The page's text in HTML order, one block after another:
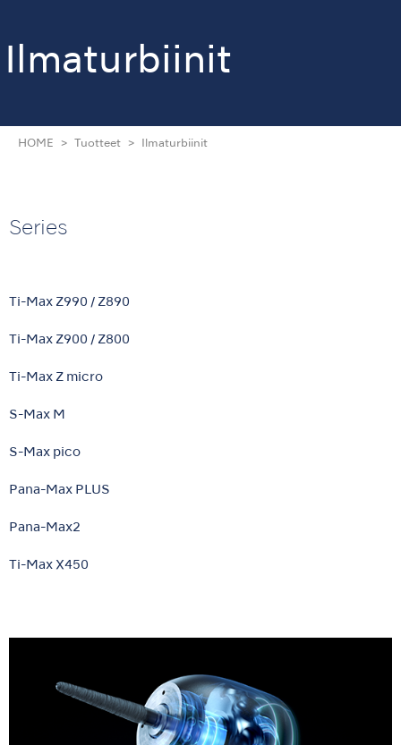
Ilmaturbiinit
HOME Tuotteet Ilmaturbiinit
Series
Ti-Max Z990 / Z890
Ti-Max Z900 / Z800
Ti-Max Z micro
S-Max M
S-Max pico
Pana-Max PLUS
Pana-Max2
Ti-Max X450